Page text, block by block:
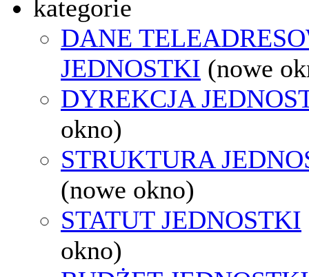
kategorie
DANE
JEDNOSTKI (nowe
DYREKCJA
okno)
STRUKTURA
(nowe okno)
STATUT JEDNOSTKI
okno)